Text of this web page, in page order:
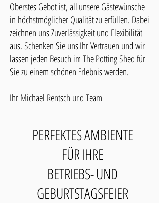
Oberstes Gebot ist, all unsere Gästewünsche
in höchstmöglicher Qualität zu erfüllen. Dabei
zeichnen uns Zuverlässigkeit und Flexibilität
aus. Schenken Sie uns Ihr Vertrauen und wir
lassen jeden Besuch im The Potting Shed für
Sie zu einem schönen Erlebnis werden.
Ihr Michael Rentsch und Team
PERFEKTES AMBIENTE
FÜR IHRE
BETRIEBS- UND
GEBURTSTAGSFEIER